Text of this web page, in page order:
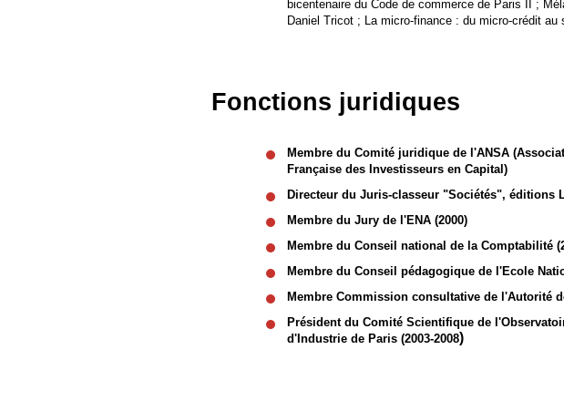
bicentenaire du Code de commerce de Paris II ;
Daniel Tricot ; La micro-finance : du micro-crédit
Fonctions juridiques
Membre du Comité juridique de l'ANSA
Française des Investisseurs en Capital)
Directeur du Juris-classeur "Sociétés", éditions
Membre du Jury de l'ENA (2000)
Membre du Conseil national de la Comptabilité
Membre du Conseil pédagogique de l'Ecole
Membre Commission consultative de l'Autorité
Président du Comité Scientifique de
d'Industrie de Paris (2003-2008)